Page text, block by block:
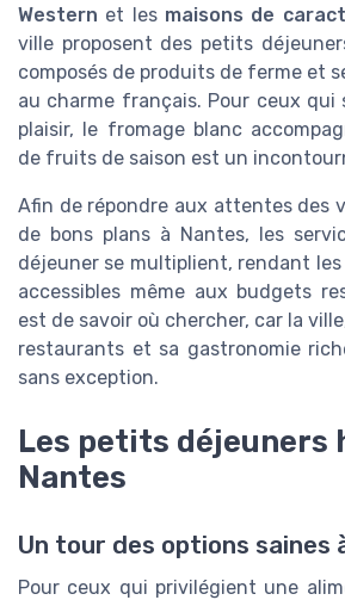
Western et les maisons de
ville proposent des petits
composés de produits de ferme et
au charme français. Pour ceux
plaisir, le fromage blanc
de fruits de saison est un
Afin de répondre aux attentes des
de bons plans à Nantes, les
déjeuner se multiplient, rendant les
accessibles même aux budgets
est de savoir où chercher, car la
restaurants et sa gastronomie
sans exception.
Les petits déjeuners
Nantes
Un tour des options saines
Pour ceux qui privilégient une